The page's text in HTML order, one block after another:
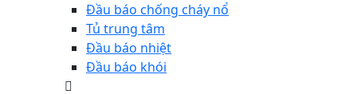
Đầu báo chống cháy nổ
Tủ trung tâm
Đầu báo nhiệt
Đầu báo khói